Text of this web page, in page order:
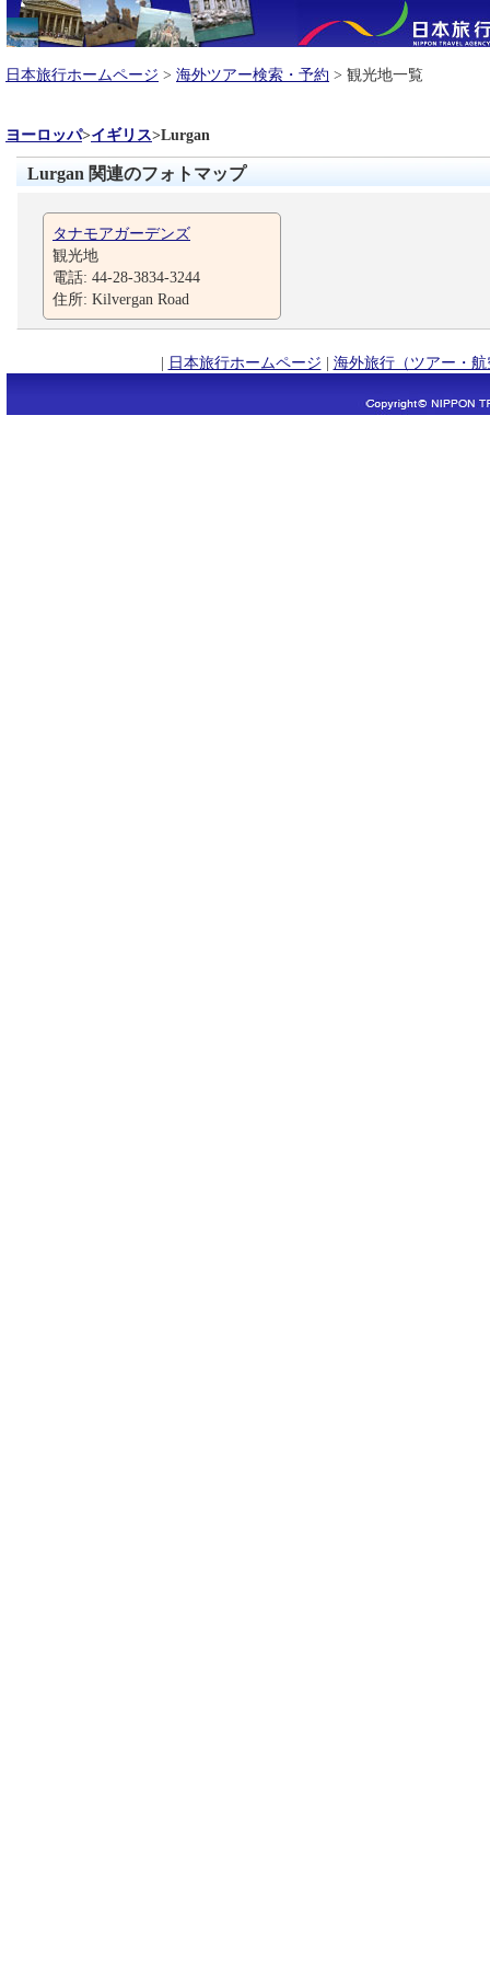
日本旅行ホームページ > 海外ツアー検索・予約 > 観光地一覧
ヨーロッパ>イギリス>Lurgan
Lurgan 関連のフォトマップ
タナモアガーデンズ
観光地
電話: 44-28-3834-3244
住所: Kilvergan Road
| 日本旅行ホームページ | 海外旅行（ツアー・航